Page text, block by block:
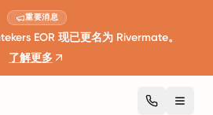
重要消息
EOR 现已更名为 Rivermate。
了解更多